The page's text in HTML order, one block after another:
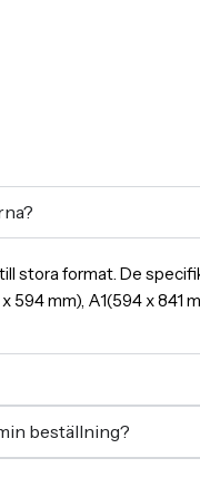
stora format. De
mm), A1(594 x 841
beställning?